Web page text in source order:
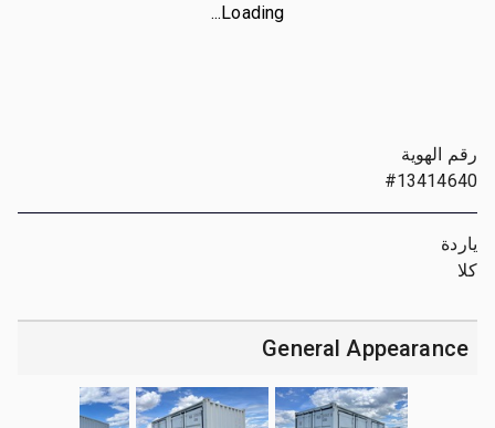
Loading...
رقم الهوية
#13414640
ياردة
كلا
General Appearance